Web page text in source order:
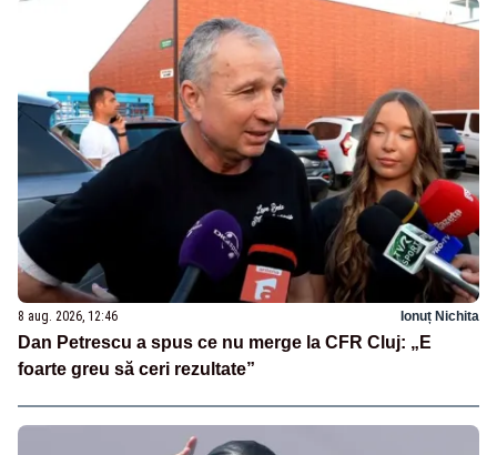
8 aug. 2026, 12:46 Ionuț Nichita
Dan Petrescu a spus ce nu merge la CFR Cluj: „E
foarte greu să ceri rezultate”